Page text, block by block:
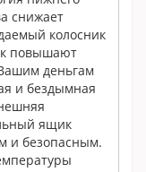
снижает
колосник
повышают
деньгам
и бездымная
ящик
и безопасным.